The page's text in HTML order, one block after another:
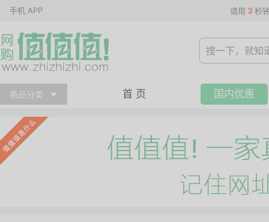
手机 APP 请用 3 秒
商品分类 首 页 国内优惠